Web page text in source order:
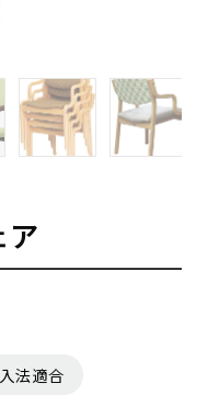
ア
法適合